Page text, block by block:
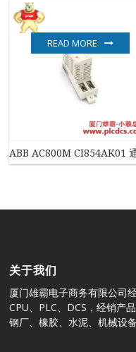
ABB AC800M CI854AK01
READ MORE
关于我们
厦门雄霸电子商务有限公司
CPU、PLC、DCS，经销产
钢厂、橡胶、水泥、机械设